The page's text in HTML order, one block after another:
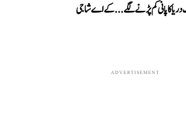
کا پانی کم پڑنے لگے...کے اے شاجی
ADVERTISEMENT